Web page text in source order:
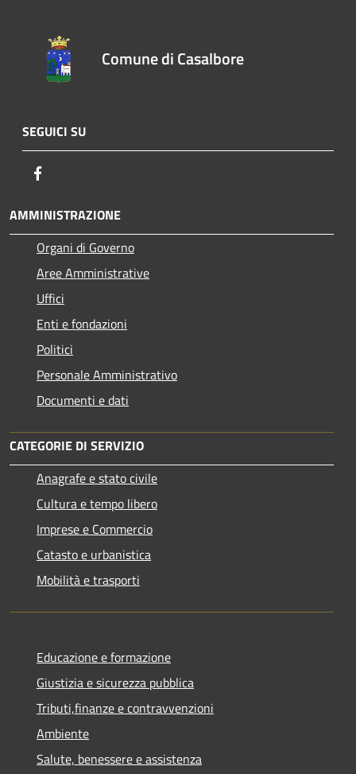
Comune di Casalbore
SEGUICI SU
AMMINISTRAZIONE
Organi di Governo
Aree Amministrative
Uffici
Enti e fondazioni
Politici
Personale Amministrativo
Documenti e dati
CATEGORIE DI SERVIZIO
Anagrafe e stato civile
Cultura e tempo libero
Imprese e Commercio
Catasto e urbanistica
Mobilità e trasporti
Educazione e formazione
Giustizia e sicurezza pubblica
Tributi,finanze e contravvenzioni
Ambiente
Salute, benessere e assistenza